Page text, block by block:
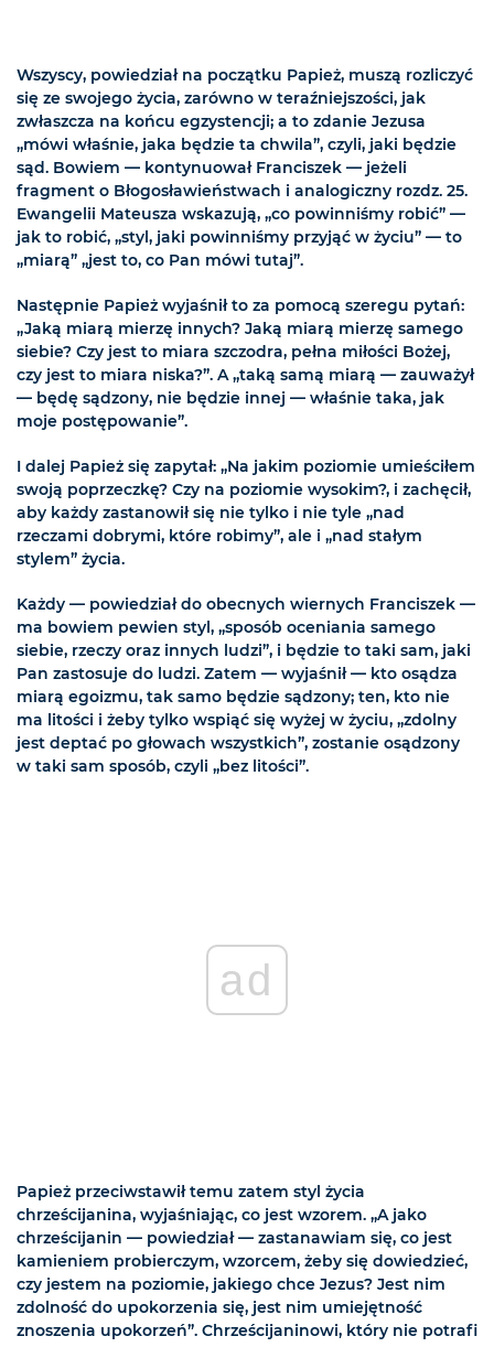
Wszyscy, powiedział na początku Papież, muszą rozliczyć
się ze swojego życia, zarówno w teraźniejszości, jak
zwłaszcza na końcu egzystencji; a to zdanie Jezusa
„mówi właśnie, jaka będzie ta chwila”, czyli, jaki będzie
sąd. Bowiem — kontynuował Franciszek — jeżeli
fragment o Błogosławieństwach i analogiczny rozdz. 25.
Ewangelii Mateusza wskazują, „co powinniśmy robić” —
jak to robić, „styl, jaki powinniśmy przyjąć w życiu” — to
„miarą” „jest to, co Pan mówi tutaj”.
Następnie Papież wyjaśnił to za pomocą szeregu pytań:
„Jaką miarą mierzę innych? Jaką miarą mierzę samego
siebie? Czy jest to miara szczodra, pełna miłości Bożej,
czy jest to miara niska?”. A „taką samą miarą — zauważył
— będę sądzony, nie będzie innej — właśnie taka, jak
moje postępowanie”.
I dalej Papież się zapytał: „Na jakim poziomie umieściłem
swoją poprzeczkę? Czy na poziomie wysokim?, i zachęcił,
aby każdy zastanowił się nie tylko i nie tyle „nad
rzeczami dobrymi, które robimy”, ale i „nad stałym
stylem” życia.
Każdy — powiedział do obecnych wiernych Franciszek —
ma bowiem pewien styl, „sposób oceniania samego
siebie, rzeczy oraz innych ludzi”, i będzie to taki sam, jaki
Pan zastosuje do ludzi. Zatem — wyjaśnił — kto osądza
miarą egoizmu, tak samo będzie sądzony; ten, kto nie
ma litości i żeby tylko wspiąć się wyżej w życiu, „zdolny
jest deptać po głowach wszystkich”, zostanie osądzony
w taki sam sposób, czyli „bez litości”.
ad
Papież przeciwstawił temu zatem styl życia
chrześcijanina, wyjaśniając, co jest wzorem. „A jako
chrześcijanin — powiedział — zastanawiam się, co jest
kamieniem probierczym, wzorcem, żeby się dowiedzieć,
czy jestem na poziomie, jakiego chce Jezus? Jest nim
zdolność do upokorzenia się, jest nim umiejętność
znoszenia upokorzeń”. Chrześcijaninowi, który nie potrafi